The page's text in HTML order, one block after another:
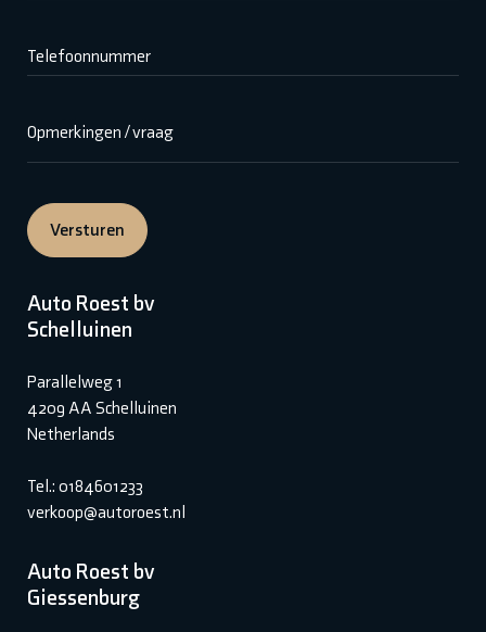
Telefoonnummer
Opmerkingen / vraag
Versturen
Auto Roest bv
Schelluinen
Parallelweg 1
4209 AA Schelluinen
Netherlands
Tel.: 0184601233
verkoop@autoroest.nl
Auto Roest bv
Giessenburg